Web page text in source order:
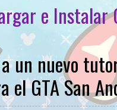
e Instalar
un nuevo
el GTA San